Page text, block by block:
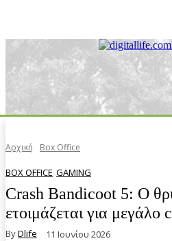
Αρχική Box Office
BOX OFFICE GAMING
Crash Bandicoot 5: Ο
ετοιμάζεται για μεγάλο
ByDlife 11 Ιουνίου 2026